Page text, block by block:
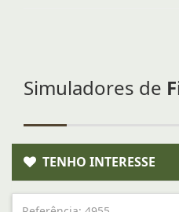
Simuladores de
TENHO INTERESSE